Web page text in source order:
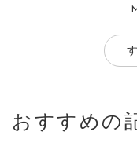
おすすめの